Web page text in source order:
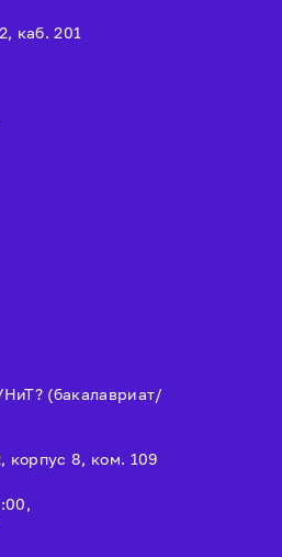
каб. 201
(бакалавриат/
корпус 8, ком. 109